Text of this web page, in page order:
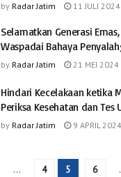
by Radar Jatim 11 JULI 2024
Selamatkan Generasi
Waspadai Bahaya
by Radar Jatim 21 MEI 2024
Hindari Kecelakaan ketika
Periksa Kesehatan dan Tes
by Radar Jatim 9 APRIL 2024
… 4 5 6